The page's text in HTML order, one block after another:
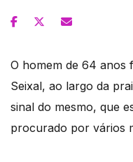
O homem de 64 anos
Seixal, ao largo da
sinal do mesmo, que
procurado por vários